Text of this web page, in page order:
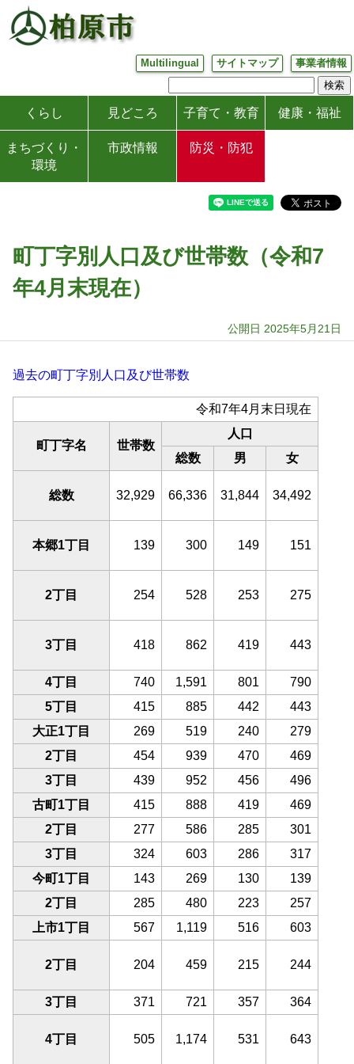
Multilingual サイトマップ 事業者情報
くらし 見どころ 子育て・教育 健康・福祉
まちづくり・
環境
市政情報 防災・防犯
町丁字別人口及び世帯数（令和7
年4月末現在）
公開日 2025年5月21日
過去の町丁字別人口及び世帯数
令和7年4月末日現在
町丁字名 世帯数
人口
総数
男 女
総数 32,929 66,336 31,844 34,492
本郷1丁目 139 300 149 151
2丁目 254 528 253 275
3丁目 418 862 419 443
4丁目 740 1,591 801
790
5丁目
415 885 442
443
大正1丁目
269 519 240
279
2丁目
454 939 470
469
3丁目
439 952 456
496
古町1丁目
415 888 419
469
2丁目
277 586 285
301
3丁目
324 603 286
317
今町1丁目
143 269 130
139
2丁目
285 480 223
257
上市1丁目
567 1,119 516 603
2丁目 204 459 215 244
3丁目 371 721 357 364
4丁目 505 1,174 531 643